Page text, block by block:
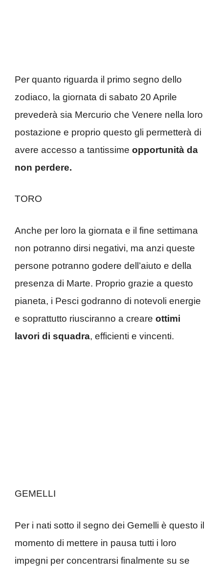
Per quanto riguarda il primo segno dello
zodiaco, la giornata di sabato 20 Aprile
prevederà sia Mercurio che Venere nella loro
postazione e proprio questo gli permetterà di
avere accesso a tantissime opportunità da
non perdere.
TORO
Anche per loro la giornata e il fine settimana
non potranno dirsi negativi, ma anzi queste
persone potranno godere dell’aiuto e della
presenza di Marte. Proprio grazie a questo
pianeta, i Pesci godranno di notevoli energie
e soprattutto riusciranno a creare ottimi
lavori di squadra, efficienti e vincenti.
GEMELLI
Per i nati sotto il segno dei Gemelli è questo il
momento di mettere in pausa tutti i loro
impegni per concentrarsi finalmente su se